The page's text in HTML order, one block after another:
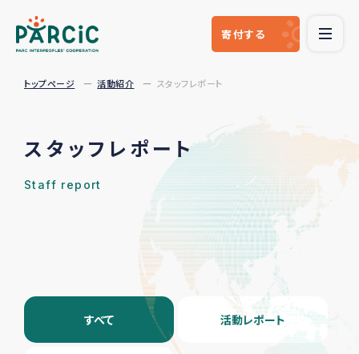
寄付する
トップページ 活動紹介 スタッフレポート
スタッフレポート
Staff report
すべて 活動レポート